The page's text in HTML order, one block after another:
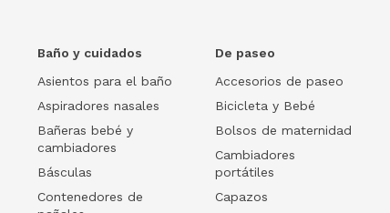
Baño y cuidados
Asientos para el baño
Aspiradores nasales
Bañeras bebé y
cambiadores
Básculas
Contenedores de
De paseo
Accesorios de paseo
Bicicleta y Bebé
Bolsos de maternidad
Cambiadores
portátiles
Capazos